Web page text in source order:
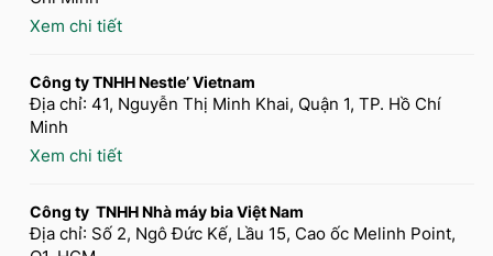
Xem chi tiết
Công ty TNHH Nestle’ Vietnam
Địa chỉ: 41, Nguyễn Thị Minh Khai, Quận 1, TP. Hồ Chí
Minh
Xem chi tiết
Công ty TNHH Nhà máy bia Việt Nam
Địa chỉ: Số 2, Ngô Đức Kế, Lầu 15, Cao ốc Melinh Point,